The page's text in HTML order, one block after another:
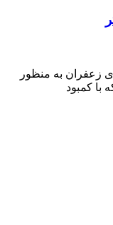
لیتر اسپری زعفران به منظور
با کمبود